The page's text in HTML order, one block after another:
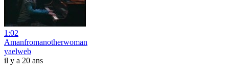
1:02
Amanfromanotherwoman
yaelweb
il y a 20 ans